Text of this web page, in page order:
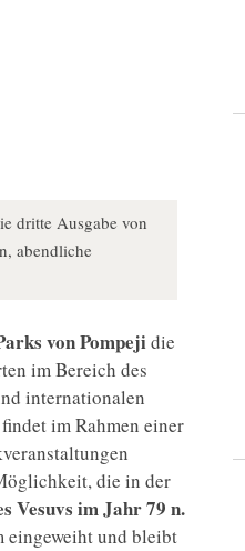
dritte Ausgabe von
abendliche
von Pompejidie
im Bereich des
internationalen
im Rahmen einer
die in der
Vesuvs im Jahr 79 n.
eingeweiht und bleibt